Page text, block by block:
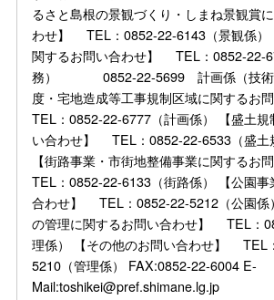
るさと島根の景観づくり・しまね景観賞
わせ】 TEL：0852-22-6143（景観係）
関するお問い合わせ】 TEL：0852-22-
務） 0852-22-5699 計画係（技術
度・宅地造成等工事規制区域に関するお
TEL：0852-22-6777（計画係） 【盛土規
い合わせ】 TEL：0852-22-6533（盛土
【街路事業・市街地整備事業に関するお
TEL：0852-22-6133（街路係） 【公園事
合わせ】 TEL：0852-22-5212（公園係
の管理に関するお問い合わせ】 TEL：
理係） 【その他のお問い合わせ】 TEL
5210（管理係） FAX:0852-22-6004 E-
Mail:toshikei@pref.shimane.lg.jp